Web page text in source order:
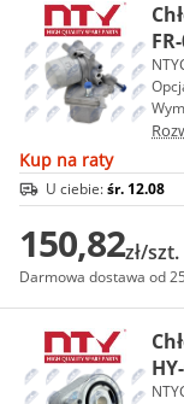
Kup na raty
U ciebie:śr. 12.08
150,82zł/szt.
Darmowa dostawa od